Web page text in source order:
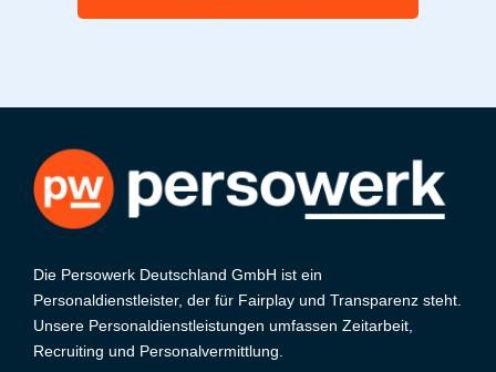
Die Persowerk Deutschland GmbH ist ein
Personaldienstleister, der für Fairplay und Transparenz steht.
Unsere Personaldienstleistungen umfassen Zeitarbeit,
Recruiting und Personalvermittlung.